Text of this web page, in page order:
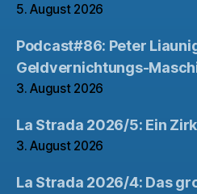
5. August 2026
Podcast#86: Peter
Geldvernichtungs-
3. August 2026
La Strada 2026/5: Ein
3. August 2026
La Strada 2026/4: Das